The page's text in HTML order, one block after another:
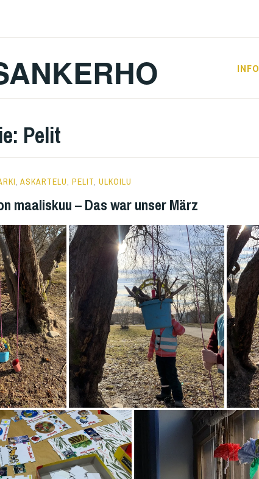
INFO
Pelit
ASKARTELU PELIT ULKOILU
maaliskuu – Das war unser März